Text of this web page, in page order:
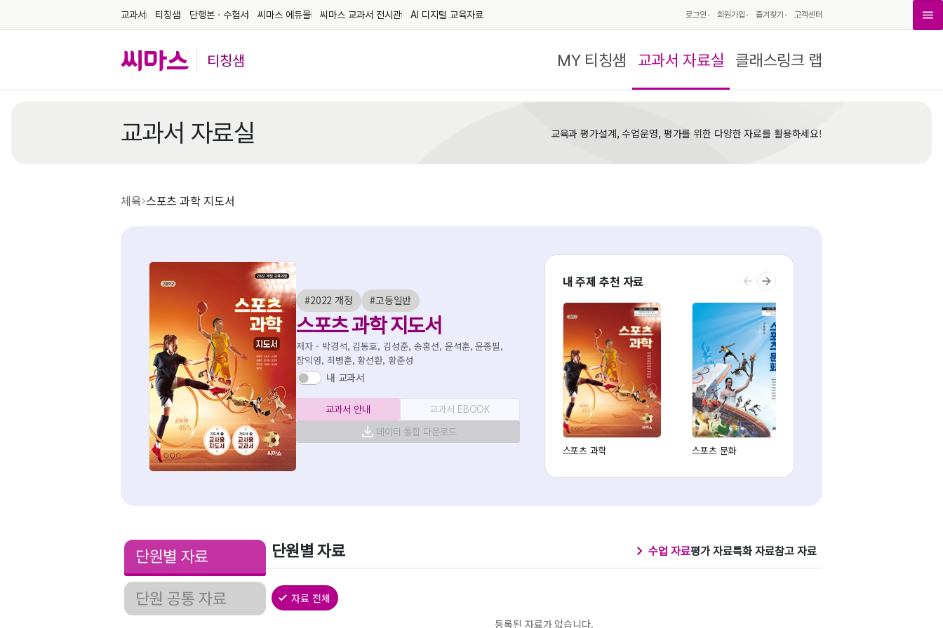
교과서 티칭샘 단행본ㆍ수험서 씨마스 에듀몰 씨마스 교과서 전시관 AI 디지털 교육자료 로그인 회원가입 즐겨찾기 고객센터
티칭샘 MY 티칭샘 교과서 자료실 클래스링크 랩
교과서 자료실 교육과 평가설계, 수업운영, 평가를 위한 다양한 자료를 활용하세요!
체육 스포츠 과학 지도서
#2022 개정 #고등일반
스포츠 과학 지도서
저자 - 박경석, 김동호, 김성준, 송홍선, 윤석훈, 윤종필,
장익영, 최병훈, 황선환, 황준성
내 교과서
교과서 안내
교과서 EBOOK
데이터 통합 다운로드
내 주제 추천 자료
스포츠 과학 스포츠 문화
단원별 자료
단원 공통 자료
단원별 자료 수업 자료평가 자료특화 자료참고 자료
자료 전체
등록된 자료가 없습니다.